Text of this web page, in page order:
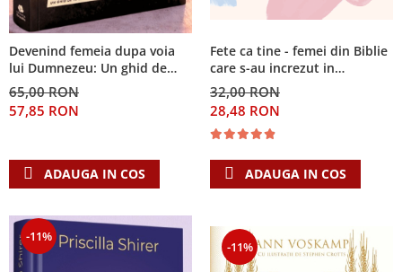
Despre afaceri
Dezvoltare personala
Leadership
Mediu
Sanatate / nutritie
Devenind femeia dupa voia
lui Dumnezeu: Un ghid de
studiu de 90 de zile din
Proverbe 31
65,00 RON
57,85 RON
ADAUGA IN COS
Fete ca tine - femei din Biblie
care s-au increzut in
Dumnezeu
32,00 RON
28,48 RON
ADAUGA IN COS
-11%
-11%